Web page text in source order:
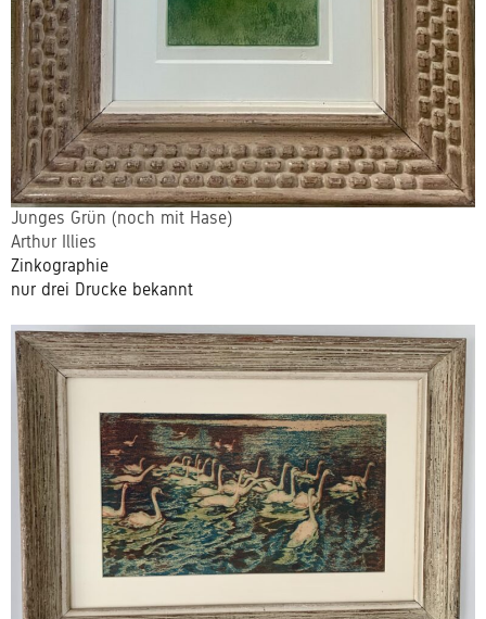
Junges Grün (noch mit Hase)
Arthur Illies
Zinkographie
nur drei Drucke bekannt